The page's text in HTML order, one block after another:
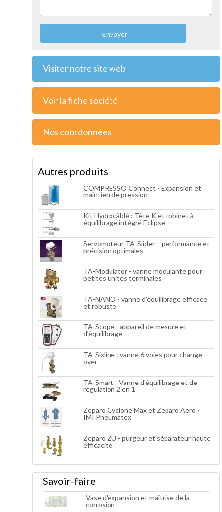
Envoyer
Visiter notre site web
Voir la fiche société
Nos coordonnées
Autres produits
COMPRESSO Connect - Expansion et
maintien de pression
Kit Hydrocâblé : Tête K et robinet à
équilibrage intégré Eclipse
Servomoteur TA-Slider – performance et
précision optimales
TA-Modulator - vanne modulante pour
petites unités terminales
TA-NANO - vanne d'équilibrage efficace
et robuste
TA-Scope - appareil de mesure et
d’équilibrage
TA-Sixline : vanne 6 voies pour change-
over
TA-Smart - Vanne d'équilibrage et de
régulation 2 en 1
Zeparo Cyclone Max et Zeparo Aero -
IMI Pneumatex
Zeparo ZU - purgeur et séparateur haute
efficacité
Savoir-faire
Vase d'expansion et maîtrise de la
corrosion